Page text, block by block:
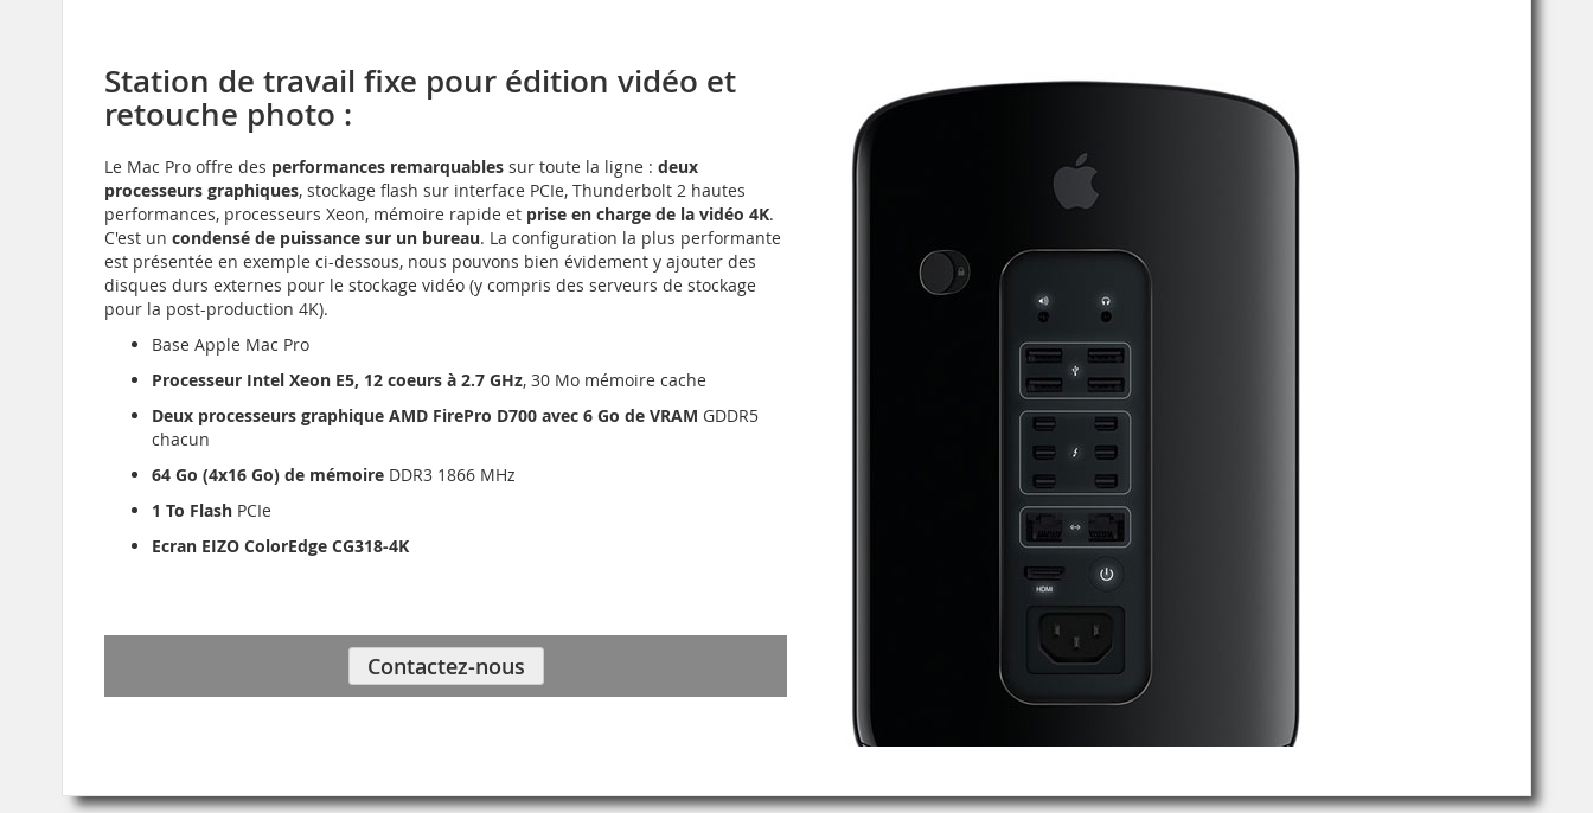
Station de travail fixe pour édition vidéo et
retouche photo :
Le Mac Pro offre des performances remarquables sur toute la ligne : deux
processeurs graphiques, stockage flash sur interface PCIe, Thunderbolt 2 hautes
performances, processeurs Xeon, mémoire rapide et prise en charge de la vidéo 4K.
C'est un condensé de puissance sur un bureau. La configuration la plus performante
est présentée en exemple ci-dessous, nous pouvons bien évidement y ajouter des
disques durs externes pour le stockage vidéo (y compris des serveurs de stockage
pour la post-production 4K).
Base Apple Mac Pro
Processeur Intel Xeon E5, 12 coeurs à 2.7 GHz, 30 Mo mémoire cache
Deux processeurs graphique AMD FirePro D700 avec 6 Go de VRAM GDDR5
chacun
64 Go (4x16 Go) de mémoire DDR3 1866 MHz
1 To Flash PCIe
Ecran EIZO ColorEdge CG318-4K
Contactez-nous